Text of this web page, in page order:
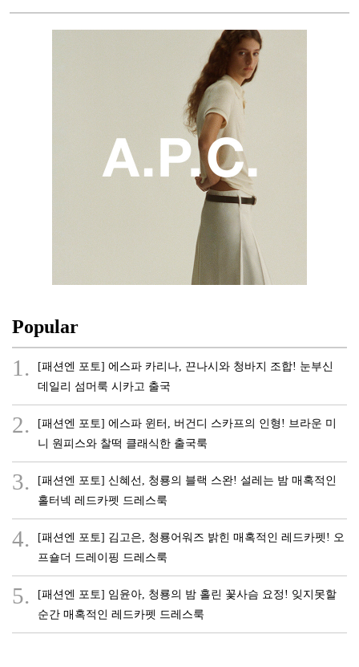
Popular
1.
[패션엔 포토] 에스파 카리나, 끈나시와 청바지 조합! 눈부신
데일리 섬머룩 시카고 출국
2.
[패션엔 포토] 에스파 윈터, 버건디 스카프의 인형! 브라운 미
니 원피스와 찰떡 클래식한 출국룩
3.
[패션엔 포토] 신혜선, 청룡의 블랙 스완! 설레는 밤 매혹적인
홀터넥 레드카펫 드레스룩
4.
[패션엔 포토] 김고은, 청룡어워즈 밝힌 매혹적인 레드카펫! 오
프숄더 드레이핑 드레스룩
5.
[패션엔 포토] 임윤아, 청룡의 밤 홀린 꽃사슴 요정! 잊지못할
순간 매혹적인 레드카펫 드레스룩